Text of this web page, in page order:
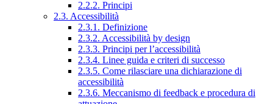
2.2.2. Principi
2.3. Accessibilità
2.3.1. Definizione
2.3.2. Accessibilità by design
2.3.3. Principi per l’accessibilità
2.3.4. Linee guida e criteri di successo
2.3.5. Come rilasciare una dichiarazione di
accessibilità
2.3.6. Meccanismo di feedback e procedura di